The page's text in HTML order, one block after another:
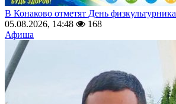
В Конаково отметят День физкультурника
05.08.2026, 14:48
168
Афиша